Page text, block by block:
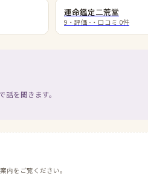
運命鑑定二荒堂
9 ・評価 - ・口コミ 0件
を聞きます。
内をご覧ください。